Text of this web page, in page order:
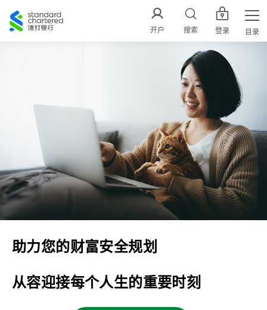
渣
打
中
开户 搜索 登录 目录
助力您的财富安全规划
从容迎接每个人生的重要时刻